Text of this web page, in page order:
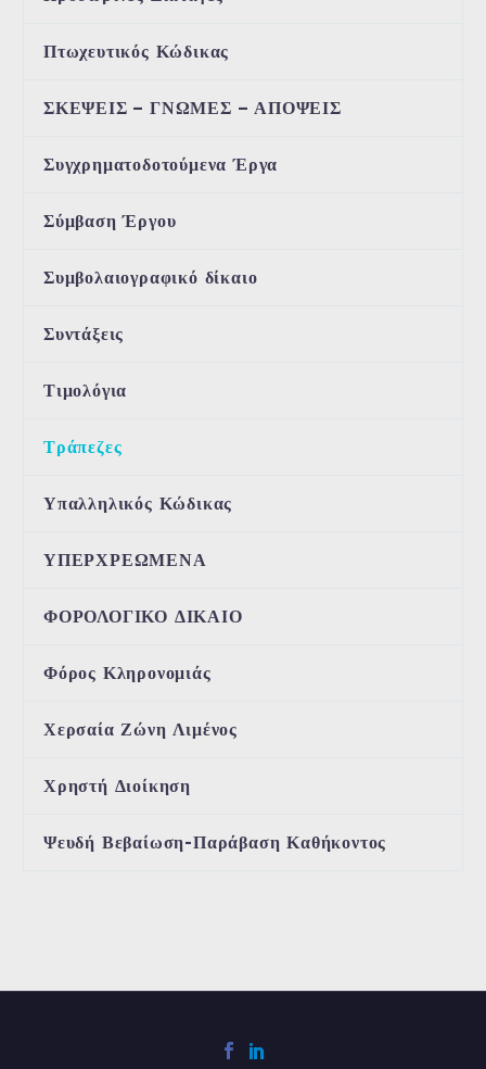
Πτωχευτικός Κώδικας
ΣΚΕΨΕΙΣ – ΓΝΩΜΕΣ – ΑΠΟΨΕΙΣ
Συγχρηματοδοτούμενα Έργα
Σύμβαση Έργου
Συμβολαιογραφικό δίκαιο
Συντάξεις
Τιμολόγια
Τράπεζες
Υπαλληλικός Κώδικας
ΥΠΕΡΧΡΕΩΜΕΝΑ
ΦΟΡΟΛΟΓΙΚΟ ΔΙΚΑΙΟ
Φόρος Κληρονομιάς
Χερσαία Ζώνη Λιμένος
Χρηστή Διοίκηση
Ψευδή Βεβαίωση-Παράβαση Καθήκοντος